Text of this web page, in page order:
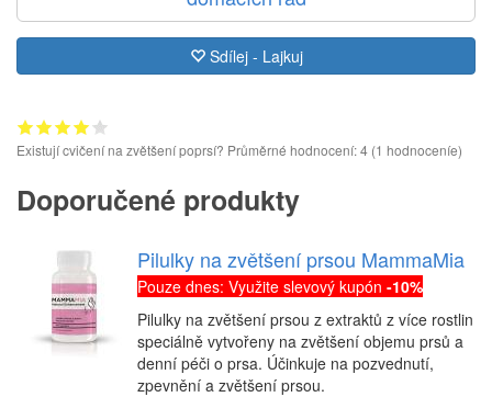
Sdílej - Lajkuj
Existují cvičení na zvětšení poprsí? Průměrné hodnocení: 4 (1 hodnoceníe)
Doporučené produkty
Pilulky na zvětšení prsou MammaMia
Pouze dnes: Využite slevový kupón -10%
Pilulky na zvětšení prsou z extraktů z více rostlin
speciálně vytvořeny na zvětšení objemu prsů a
denní péči o prsa. Účinkuje na pozvednutí,
zpevnění a zvětšení prsou.